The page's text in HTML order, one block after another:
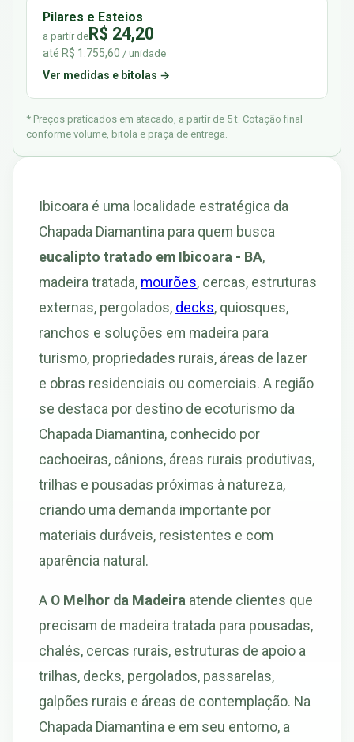
Pilares e Esteios
a partir deR$ 24,20
até R$ 1.755,60 / unidade
Ver medidas e bitolas →
* Preços praticados em atacado, a partir de 5 t. Cotação final
conforme volume, bitola e praça de entrega.
Ibicoara é uma localidade estratégica da
Chapada Diamantina para quem busca
eucalipto tratado em Ibicoara - BA,
madeira tratada, mourões, cercas, estruturas
externas, pergolados, decks, quiosques,
ranchos e soluções em madeira para
turismo, propriedades rurais, áreas de lazer
e obras residenciais ou comerciais. A região
se destaca por destino de ecoturismo da
Chapada Diamantina, conhecido por
cachoeiras, cânions, áreas rurais produtivas,
trilhas e pousadas próximas à natureza,
criando uma demanda importante por
materiais duráveis, resistentes e com
aparência natural.
A O Melhor da Madeira atende clientes que
precisam de madeira tratada para pousadas,
chalés, cercas rurais, estruturas de apoio a
trilhas, decks, pergolados, passarelas,
galpões rurais e áreas de contemplação. Na
Chapada Diamantina e em seu entorno, a